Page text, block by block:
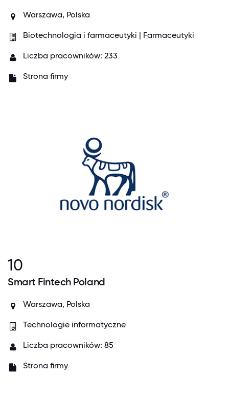
Warszawa, Polska
Biotechnologia i farmaceutyki | Farmaceutyki
Liczba pracowników: 233
Strona firmy
10
Smart Fintech Poland
Warszawa, Polska
Technologie informatyczne
Liczba pracowników: 85
Strona firmy